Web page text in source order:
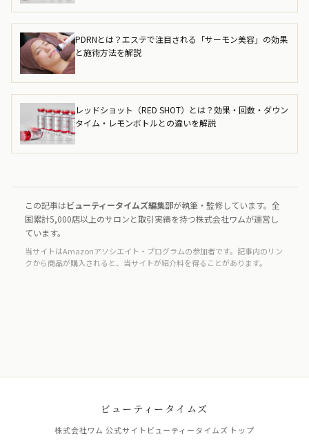
PDRNとは？エステで注目される「サーモン美容」の効果
と施術方法を解説
レッドショット（RED SHOT）とは？効果・回数・ダウン
タイム・レモンボトルとの違いを解説
この記事はビューティータイムズ編集部が執筆・監修しています。全
国累計5,000店以上のサロンと取引実績を持つ株式会社ワムが運営し
ています。
当サイトはAmazonアソシエイト・プログラムの参加者です。記事内のリン
クから商品が購入されると、当サイトが紹介料を得ることがあります。
ビューティータイムズ
株式会社ワム 公式サイト ビューティータイムズ トップ